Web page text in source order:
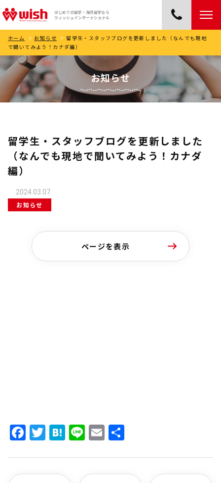
はじめての留学・海外留学なら
ウィッシュインターナショナル
ホーム > お知らせ > 留学生・スタッフブログを更新しました（なんでも現地
で聞いてみよう！カナダ編）
お知らせ
留学生・スタッフブログを更新しました
（なんでも現地で聞いてみよう！カナダ
編）
2024.03.07
お知らせ
ページを表示
Facebook
Twitter
Hatena
LineEmail